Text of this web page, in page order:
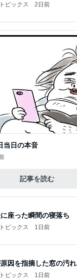
ピックス 2日前
当日の本音
記事を読む
座った瞬間の寝落ち
ピックス 1日前
因を指摘した窓の汚れ
ピックス 1日前